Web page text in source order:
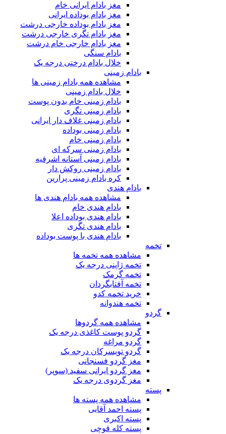
مغز بادام ایرانی خام
مغز بادام بوداده ایرانی
مغز بادام بوداده خارجی درشت
مغز بادام تگری خارجی درشت
مغز بادام خارجی خام درشت
بادام سنگی
خلال بادام درختی درجه یک
بادام زمینی
مشاهده همه بادام زمینی ها
خلال بادام زمینی
بادام زمینی خام بدون پوست
بادام زمینی تگری
بادام زمینی غلاف دار ایرانی
بادام زمینی بوداده
بادام زمینی خام
بادام زمینی سرکه ای
بادام زمینی آستانه اشرفیه
بادام زمینی روکش دار
کره بادام زمینی پرارین
بادام هندی
مشاهده همه بادام هندی ها
بادام هندی خام
بادام هندی بوداده اعلا
بادام هندی تگری
بادام هندی با پوست بوداده
تخمه
مشاهده همه تخمه ها
تخمه ژاپنی درجه یک
تخمه گرمک
تخمه آفتابگردان
خرید تخمه کدو
تخمه هندوانه
گردو
مشاهده همه گردوها
گردو پوست کاغذی درجه یک
گردو مراغه
گردو تویسرکان درجه یک
مغز گردو فسنجانی
مغز گردو ایرانی سفید (سوپر)
مغز گردوی درجه یک
پسته
مشاهده همه پسته ها
پسته احمد آقایی
پسته اکبری
پسته کله قوچی